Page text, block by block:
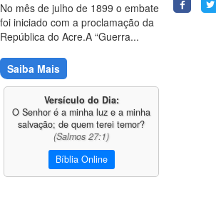
No mês de julho de 1899 o embate
foi iniciado com a proclamação da
República do Acre.A “Guerra...
Saiba Mais
Versículo do Dia:
O Senhor é a minha luz e a minha
salvação; de quem terei temor?
(Salmos 27:1)
Bíblia Online